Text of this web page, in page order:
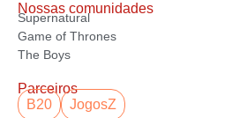
Nossas comunidades
Supernatural
Game of Thrones
The Boys
Parceiros
B20
JogosZ